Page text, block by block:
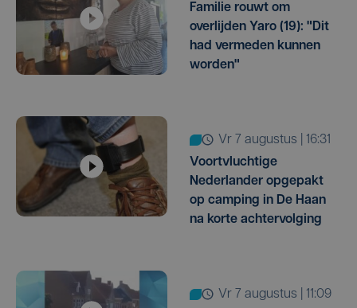
Familie rouwt om
overlijden Yaro (19): "Dit
had vermeden kunnen
worden"
vr 7 augustus | 16:31
Voortvluchtige
Nederlander opgepakt
op camping in De Haan
na korte achtervolging
vr 7 augustus | 11:09